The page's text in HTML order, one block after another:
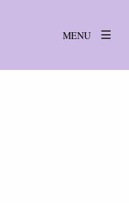
MENU